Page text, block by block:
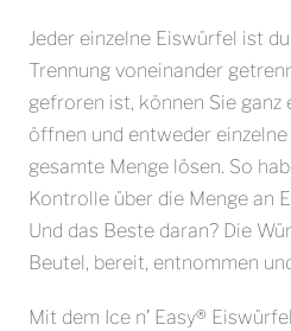
Jeder einzelne Eiswürfel ist
Trennung voneinander
gefroren ist, können Sie
öffnen und entweder
gesamte Menge lösen. So
Kontrolle über die Menge an
Und das Beste daran? Die
Beutel, bereit, entnommen
Mit dem Ice n’ Easy®